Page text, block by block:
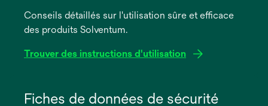
Conseils détaillés sur l'utilisation sûre et efficace
des produits Solventum.
Trouver des instructions d'utilisation
dansFiches de données de sécurité